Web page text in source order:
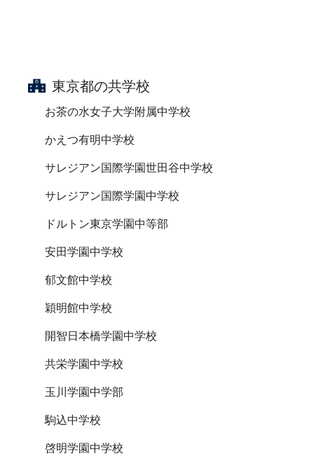
東京都の共学校
お茶の水女子大学附属中学校
かえつ有明中学校
サレジアン国際学園世田谷中学校
サレジアン国際学園中学校
ドルトン東京学園中等部
安田学園中学校
郁文館中学校
穎明館中学校
開智日本橋学園中学校
共栄学園中学校
玉川学園中学部
駒込中学校
啓明学園中学校